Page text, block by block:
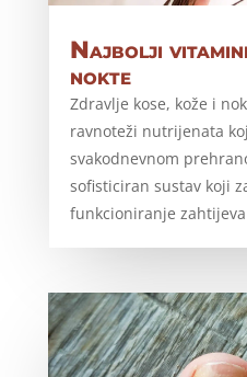
Najbolji
nokte
Zdravlje kose, kože i
ravnoteži nutrijenata
svakodnevnom
sofisticiran sustav koji
funkcioniranje